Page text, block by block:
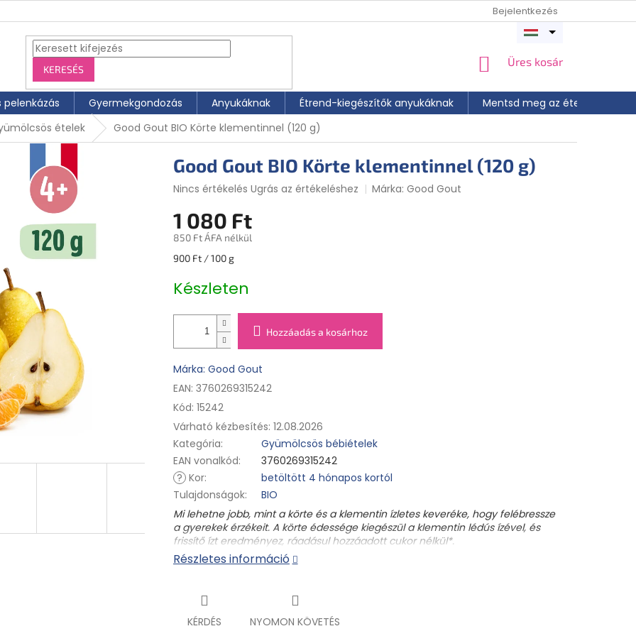
Bejelentkezés
KERESÉS
KOSÁR
Üres kosár
pelenkázás Gyermekgondozás Anyukáknak Étrend-kiegészítők anyukáknak Mentsd meg az ételt
Menü
ételek Good Gout BIO Körte klementinnel (120 g)
Good Gout BIO Körte klementinnel (120 g)
A
átlagos
értékelése
5-
ből
csillag.
Nincs értékelés Ugrás az értékeléshez Márka:Good Gout
1 080 Ft
850 Ft ÁFA nélkül
Egységár:
900 Ft / 100 g
Készleten
Hozzáadás a kosárhoz
Márka: Good Gout
EAN: 3760269315242
Kód: 15242
Várható kézbesítés: 12.08.2026
Kategória:
Gyümölcsös bébiételek
EAN vonalkód:
3760269315242
? Kor:
betöltött 4 hónapos kortól
Tulajdonságok:
BIO
Mi lehetne jobb, mint a körte és a klementin ízletes keveréke, hogy felébressze
a gyerekek érzékeit. A körte édessége kiegészül a klementin lédús ízével, és
frissítő ízt eredményez, ráadásul hozzáadott cukor nélkül*.
Miért olyan jó ez a tasak?
És.... csepp bio acerolalé. Ráadásul a körténk és a klementinünk
ellenőrzött biogazdálkodásból származik!
Részletes információ
KÉRDÉS NYOMON KÖVETÉS